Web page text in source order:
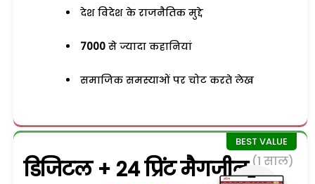
देश विदेश के राजनैतिक मुद्दे
7000 से ज्यादा कहानियां
समाजिक समस्याओं पर चोट करते लेख
डिजिटल + 24 प्रिंट मैगजीन (1 साल)